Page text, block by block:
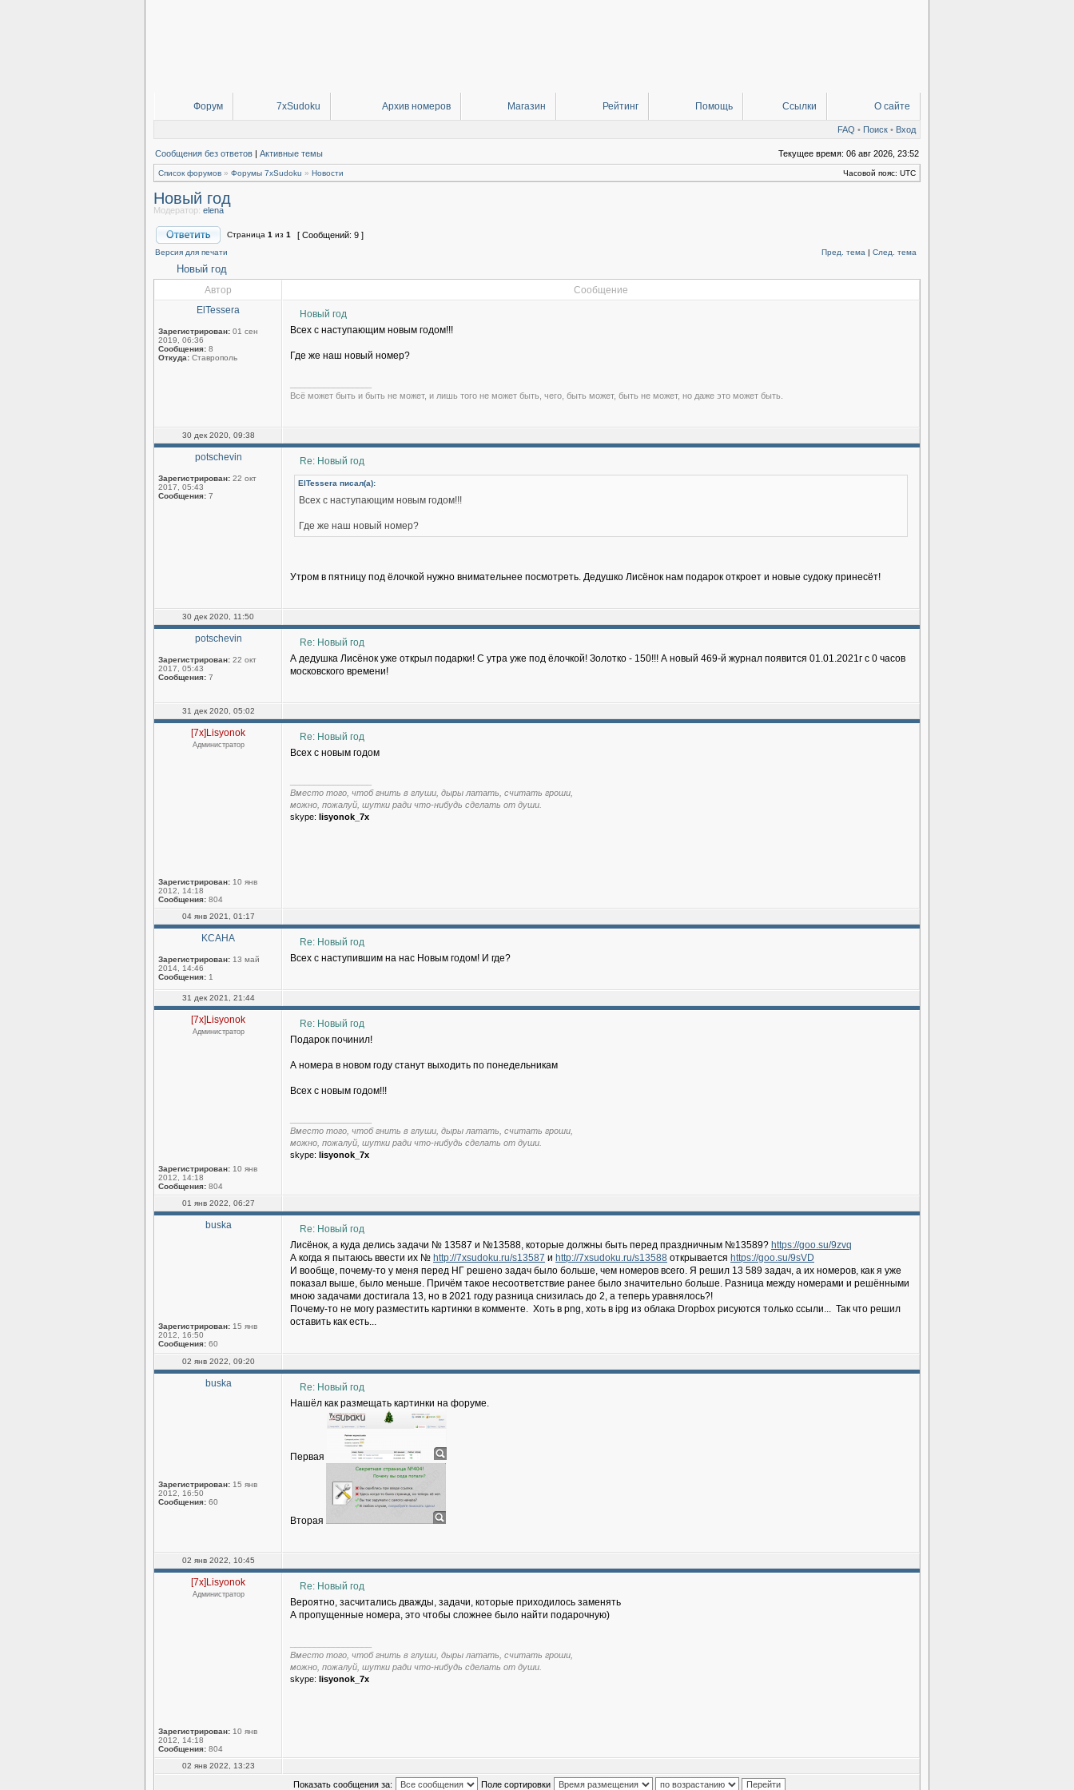
Форум 7xSudoku Архив номеров Магазин Рейтинг Помощь Ссылки О сайте
FAQ • Поиск • Вход
Сообщения без ответов | Активные темы Текущее время: 06 авг 2026, 23:52
Список форумов » Форумы 7xSudoku » Новости Часовой пояс: UTC
Новый год
Модератор: elena
Страница 1 из 1 [ Сообщений: 9 ]
Версия для печати Пред. тема | След. тема
Новый год
Автор
Сообщение
ElTessera
Зарегистрирован: 01 сен
2019, 06:36
Сообщения: 8
Откуда: Ставрополь
Новый год
Всех с наступающим новым годом!!!
Где же наш новый номер?
Всё может быть и быть не может, и лишь того не может быть, чего, быть может, быть не может, но даже это может быть.
30 дек 2020, 09:38
potschevin
Зарегистрирован: 22 окт
2017, 05:43
Сообщения: 7
Re: Новый год
ElTessera писал(а):
Всех с наступающим новым годом!!!
Где же наш новый номер?
Утром в пятницу под ёлочкой нужно внимательнее посмотреть. Дедушко Лисёнок нам подарок откроет и новые судоку принесёт!
30 дек 2020, 11:50
potschevin
Зарегистрирован: 22 окт
2017, 05:43
Сообщения: 7
Re: Новый год
А дедушка Лисёнок уже открыл подарки! С утра уже под ёлочкой! Золотко - 150!!! А новый 469-й журнал появится 01.01.2021г с 0 часов
московского времени!
31 дек 2020, 05:02
[7x]Lisyonok
Администратор
Зарегистрирован: 10 янв
2012, 14:18
Сообщения: 804
Re: Новый год
Всех с новым годом
Вместо того, чтоб гнить в глуши, дыры латать, считать гроши,
можно, пожалуй, шутки ради что-нибудь сделать от души.
skype: lisyonok_7x
04 янв 2021, 01:17
KCAHA
Зарегистрирован: 13 май
2014, 14:46
Сообщения: 1
Re: Новый год
Всех с наступившим на нас Новым годом! И где?
31 дек 2021, 21:44
[7x]Lisyonok
Администратор
Зарегистрирован: 10 янв
2012, 14:18
Сообщения: 804
Re: Новый год
Подарок починил!
А номера в новом году станут выходить по понедельникам
Всех с новым годом!!!
Вместо того, чтоб гнить в глуши, дыры латать, считать гроши,
можно, пожалуй, шутки ради что-нибудь сделать от души.
skype: lisyonok_7x
01 янв 2022, 06:27
buska
Зарегистрирован: 15 янв
2012, 16:50
Сообщения: 60
Re: Новый год
Лисёнок, а куда делись задачи № 13587 и №13588, которые должны быть перед праздничным №13589? https://goo.su/9zvq
А когда я пытаюсь ввести их № http://7xsudoku.ru/s13587 и http://7xsudoku.ru/s13588 открывается https://goo.su/9sVD
И вообще, почему-то у меня перед НГ решено задач было больше, чем номеров всего. Я решил 13 589 задач, а их номеров, как я уже
показал выше, было меньше. Причём такое несоответствие ранее было значительно больше. Разница между номерами и решёнными
мною задачами достигала 13, но в 2021 году разница снизилась до 2, а теперь уравнялось?!
Почему-то не могу разместить картинки в комменте. Хоть в png, хоть в ipg из облака Dropbox рисуются только ссыли... Так что решил
оставить как есть...
02 янв 2022, 09:20
buska
Зарегистрирован: 15 янв
2012, 16:50
Сообщения: 60
Re: Новый год
Нашёл как размещать картинки на форуме.
Первая
Вторая
02 янв 2022, 10:45
[7x]Lisyonok
Администратор
Зарегистрирован: 10 янв
2012, 14:18
Сообщения: 804
Re: Новый год
Вероятно, засчитались дважды, задачи, которые приходилось заменять
А пропущенные номера, это чтобы сложнее было найти подарочную)
Вместо того, чтоб гнить в глуши, дыры латать, считать гроши,
можно, пожалуй, шутки ради что-нибудь сделать от души.
skype: lisyonok_7x
02 янв 2022, 13:23
Показать сообщения за: Поле сортировки